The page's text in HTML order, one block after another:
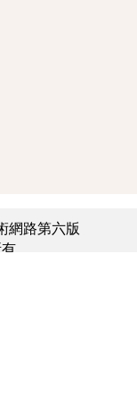
網路第六版